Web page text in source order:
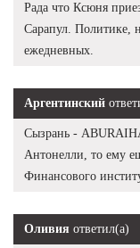
Рада что Ксюня
Сарапул. Политике,
ежедневных.
Аргентинский
Сызрань -
Антонелли, то ему
Финансового
Оливия ответил(а)